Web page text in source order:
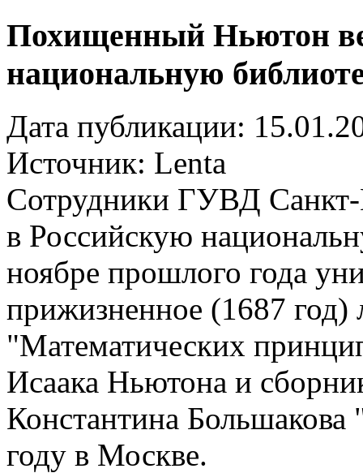
Похищенный Ньютон
национальную
Дата публикации:
Источник: Lenta
Сотрудники ГУВД Санкт-
в Российскую
ноябре прошлого года
прижизненное (1687 год)
"Математических
Исаака Ньютона и
Константина
году в Москве.